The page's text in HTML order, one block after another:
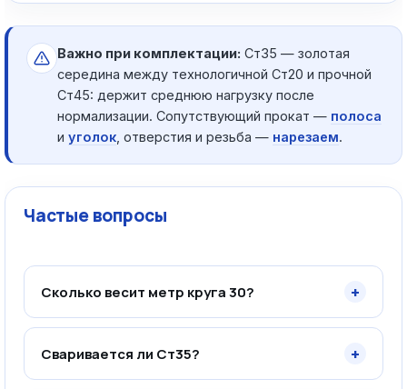
Важно при комплектации: Ст35 — золотая
середина между технологичной Ст20 и прочной
Ст45: держит среднюю нагрузку после
нормализации. Сопутствующий прокат — полоса
и уголок , отверстия и резьба — нарезаем.
Частые вопросы
Сколько весит метр круга 30? +
Сваривается ли Ст35? +